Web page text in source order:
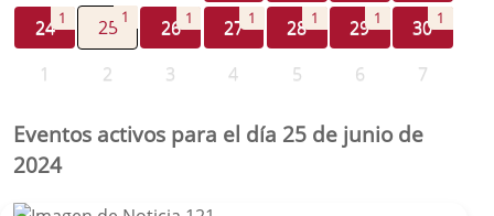
24 1 25 1 26 1 27 1 28 1 29 1 30 1
1 2 3 4 5 6 7
Eventos activos para el día 25 de junio de
2024